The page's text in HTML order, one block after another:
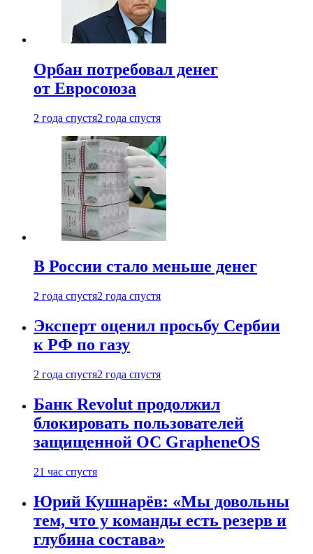
Орбан потребовал денег
от Евросоюза
2 года спустя2 года спустя
В России стало меньше денег
2 года спустя2 года спустя
Эксперт оценил просьбу Сербии
к РФ по газу
2 года спустя2 года спустя
Банк Revolut продолжил
блокировать пользователей
защищенной ОС GrapheneOS
21 час спустя
Юрий Кушнарёв: «Мы довольны
тем, что у команды есть резерв и
глубина состава»